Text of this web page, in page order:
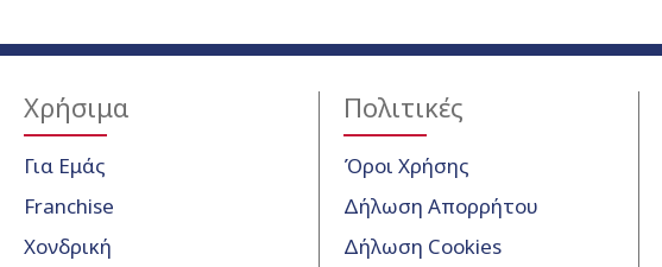
Χρήσιμα
Για Εμάς
Franchise
Χονδρική
Πολιτικές
Όροι Χρήσης
Δήλωση Απορρήτου
Δήλωση Cookies